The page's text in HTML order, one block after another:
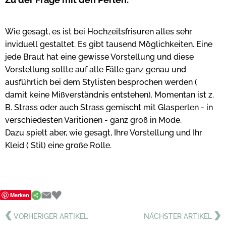
Wie gesagt, es ist bei Hochzeitsfrisuren alles sehr
inviduell gestaltet. Es gibt tausend Möglichkeiten. Eine
jede Braut hat eine gewisse Vorstellung und diese
Vorstellung sollte auf alle Fälle ganz genau und
ausführlich bei dem Stylisten besprochen werden (
damit keine Mißverständnis entstehen). Momentan ist z.
B. Strass oder auch Strass gemischt mit Glasperlen - in
verschiedesten Varitionen - ganz groß in Mode.
Dazu spielt aber, wie gesagt, Ihre Vorstellung und Ihr
Kleid ( Stil) eine große Rolle.
Merken
VORHERIGER ARTIKEL NÄCHSTER ARTIKEL